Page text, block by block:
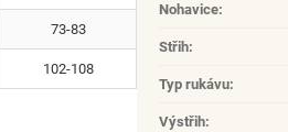
73-83
102-108
Nohavice:
Střih:
Typ rukávu:
Výstřih: